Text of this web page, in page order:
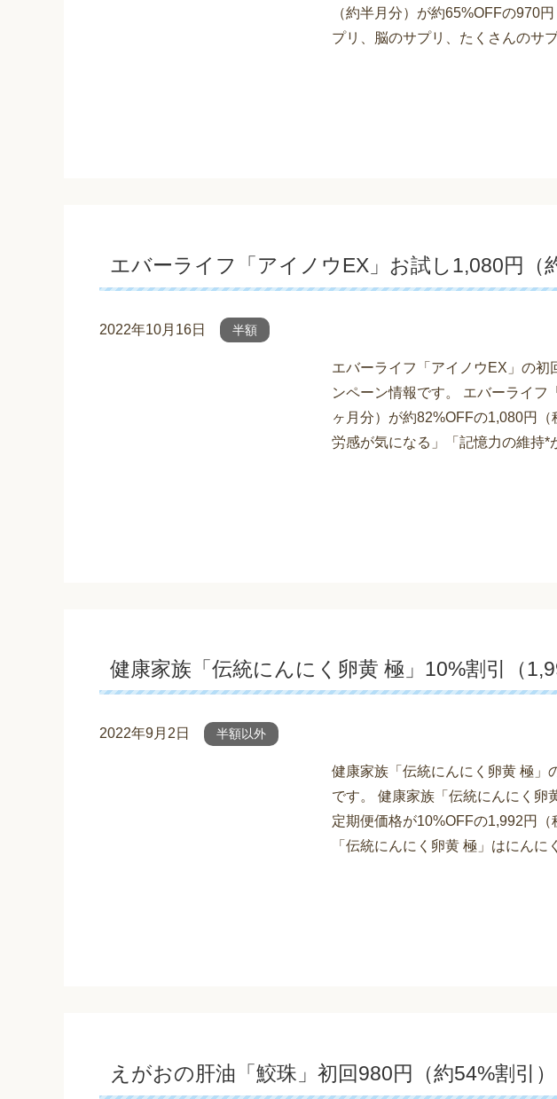
（約半月分）が約65%OFFの970
プリ、脳のサプリ、たくさんのサ
エバーライフ「アイノウEX」お試し1,080円（
2022年10月16日 半額
エバーライフ「アイノウEX」の初
ンペーン情報です。 エバーライフ
ヶ月分）が約82%OFFの1,080円
労感が気になる」「記憶力の維持*
健康家族「伝統にんにく卵黄 極」10%割引（
2022年9月2日 半額以外
健康家族「伝統にんにく卵黄 極」
です。 健康家族「伝統にんにく卵
定期便価格が10%OFFの1,992円
「伝統にんにく卵黄 極」はにんに
えがおの肝油「鮫珠」初回980円（約54%割引